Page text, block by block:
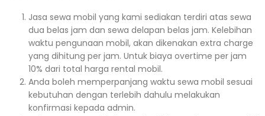
Jasa sewa mobil yang kami sediakan terdiri atas sewa
dua belas jam dan sewa delapan belas jam. Kelebihan
waktu pengunaan mobil, akan dikenakan extra charge
yang dihitung per jam. Untuk biaya overtime per jam
10% dari total harga rental mobil.
Anda boleh memperpanjang waktu sewa mobil sesuai
kebutuhan dengan terlebih dahulu melakukan
konfirmasi kepada admin.